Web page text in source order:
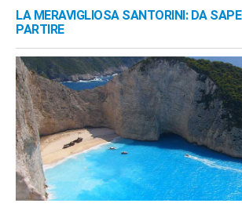
LA MERAVIGLIOSA SANTORINI: DA
PARTIRE